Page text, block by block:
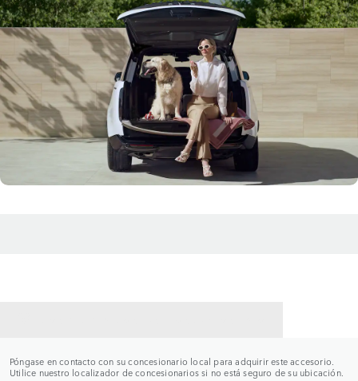
Póngase en contacto con su concesionario local para adquirir este accesorio.
Utilice nuestro localizador de concesionarios si no está seguro de su ubicación.